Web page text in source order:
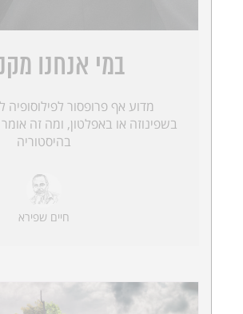
במי אנחנו
מדוע אף פרופסור לפילוסופיה
בשפינוזה או באפלטון, ומה זה
בהיסטוריה
חיים שפירא